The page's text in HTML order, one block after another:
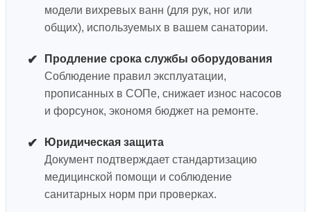
модели вихревых ванн (для рук, ног или
общих), используемых в вашем санатории.
✔
Продление срока службы оборудования
Соблюдение правил эксплуатации,
прописанных в СОПе, снижает износ насосов
и форсунок, экономя бюджет на ремонте.
✔
Юридическая защита
Документ подтверждает стандартизацию
медицинской помощи и соблюдение
санитарных норм при проверках.